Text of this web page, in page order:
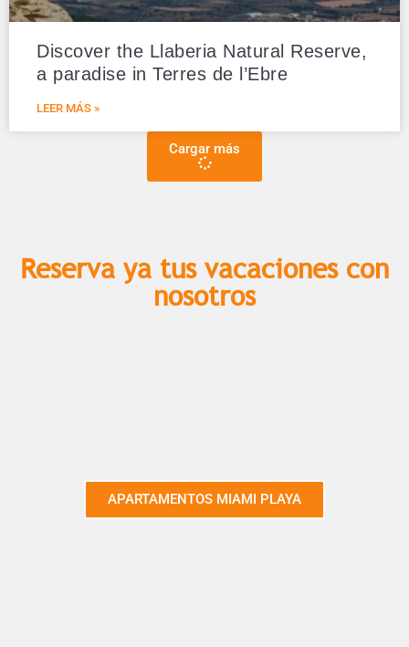
Discover the Llaberia Natural Reserve,
a paradise in Terres de l’Ebre
LEER MÁS »
Cargar más
Reserva ya tus vacaciones con
nosotros​
APARTAMENTOS MIAMI PLAYA